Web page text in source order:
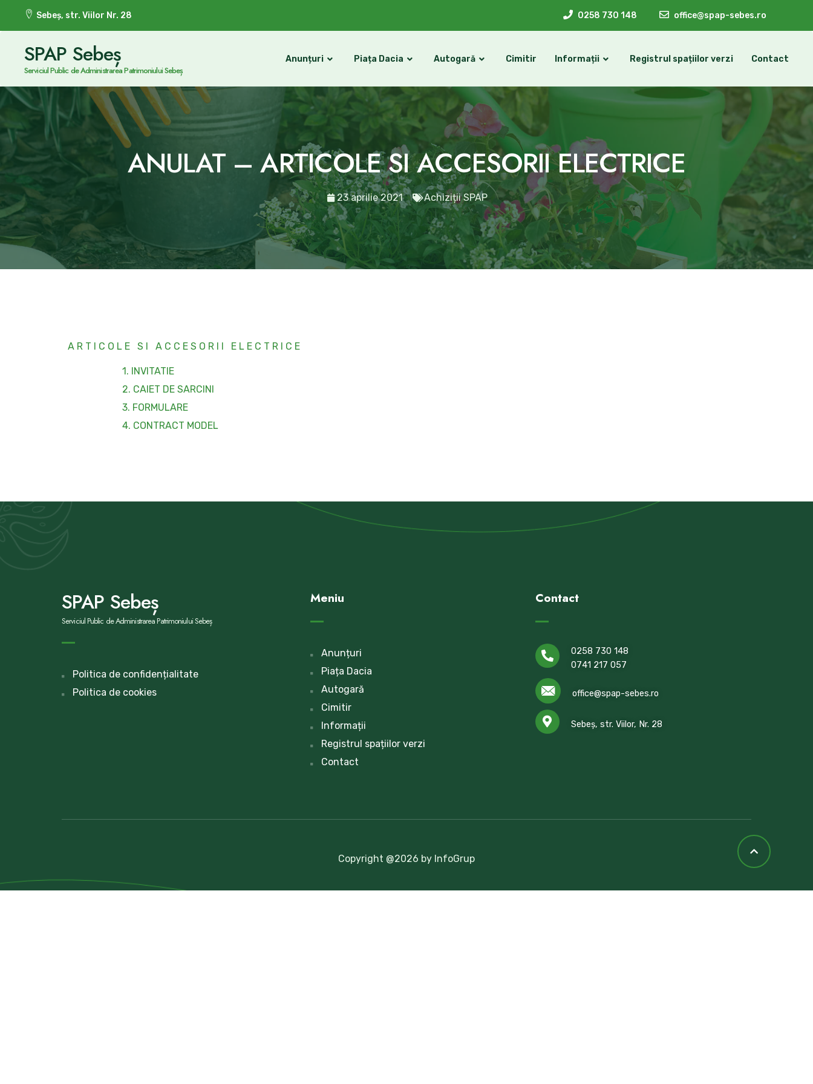
Sebeș, str. Viilor Nr. 28 0258 730 148 office@spap-sebes.ro
SPAP Sebeș
Serviciul Public de Administrarea Patrimoniului Sebeș
Anunțuri Piața Dacia Autogară Cimitir Informații Registrul spațiilor verzi Contact
ANULAT – ARTICOLE SI ACCESORII ELECTRICE
23 aprilie 2021 Achiziții SPAP
ARTICOLE SI ACCESORII ELECTRICE
1. INVITATIE
2. CAIET DE SARCINI
3. FORMULARE
4. CONTRACT MODEL
SPAP Sebeș
Serviciul Public de Administrarea Patrimoniului Sebeș
Politica de confidențialitate
Politica de cookies
Meniu
Anunțuri
Piața Dacia
Autogară
Cimitir
Informații
Registrul spațiilor verzi
Contact
Contact
0258 730 148
0741 217 057
office@spap-sebes.ro
Sebeș, str. Viilor, Nr. 28
Copyright @2026 by InfoGrup